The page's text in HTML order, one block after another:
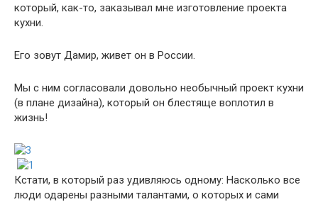
который, как-то, заказывал мне изготовление проекта
кухни.
Его зовут Дамир, живет он в России.
Мы с ним согласовали довольно необычный проект кухни
(в плане дизайна), который он блестяще воплотил в
жизнь!
Кстати, в который раз удивляюсь одному: Насколько все
люди одарены разными талантами, о которых и сами